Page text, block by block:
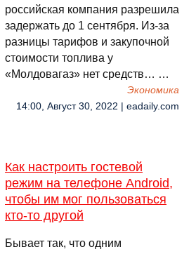
российская компания разрешила
задержать до 1 сентября. Из-за
разницы тарифов и закупочной
стоимости топлива у
«Молдовагаз» нет средств… …
Экономика
14:00, Август 30, 2022 | eadaily.com
Как настроить гостевой
режим на телефоне Android,
чтобы им мог пользоваться
кто-то другой
Бывает так, что одним